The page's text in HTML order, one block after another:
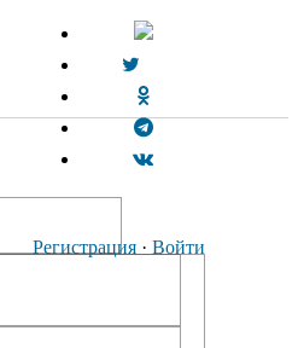
Регистрация · Войти